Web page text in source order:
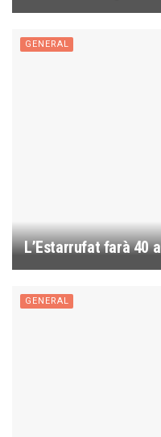
GENERAL
L’Estarrufat farà 40
GENERAL